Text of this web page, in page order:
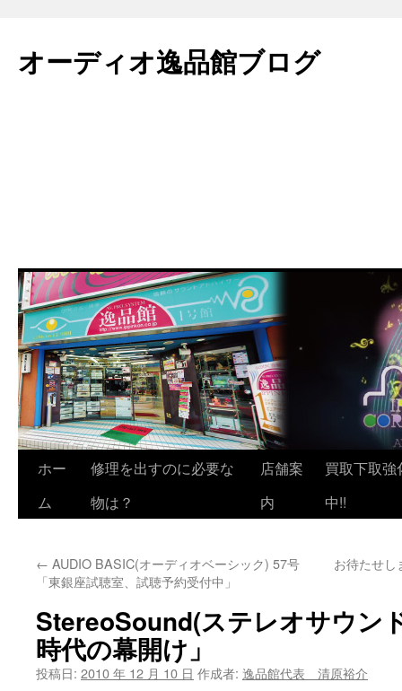
テ
ン
オーディオ逸品館ブログ
ホー
ム
修理を出すのに必要な
物は？
店舗案
内
買取下取強
中!!
← AUDIO BASIC(オーディオベーシック) 57号
「東銀座試聴室、試聴予約受付中」
お待たせし
StereoSound(ステレオサウン
時代の幕開け」
投稿日: 2010 年 12 月 10 日 作成者: 逸品館代表 清原裕介